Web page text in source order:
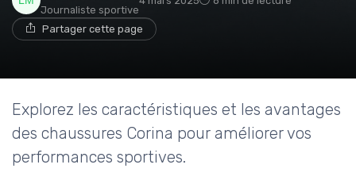
Journaliste sportive
Partager cette page
Explorez les caractéristiques et les avantages
des chaussures Corina pour améliorer vos
performances sportives.